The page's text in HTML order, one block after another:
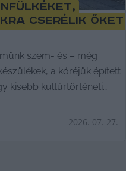
cserélik őket
szem- és – még
a köréjük épített
kisebb kultúrtörténeti
2026. 07. 27.